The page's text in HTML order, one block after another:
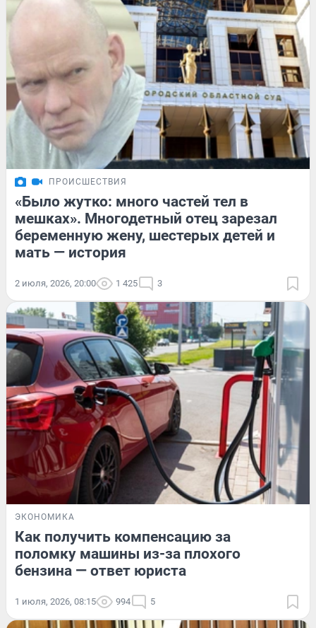
ПРОИСШЕСТВИЯ
«Было жутко: много частей тел в
мешках». Многодетный отец зарезал
беременную жену, шестерых детей и
мать — история
2 июля, 2026, 20:00 1 425 3
ЭКОНОМИКА
Как получить компенсацию за
поломку машины из-за плохого
бензина — ответ юриста
1 июля, 2026, 08:15 994 5